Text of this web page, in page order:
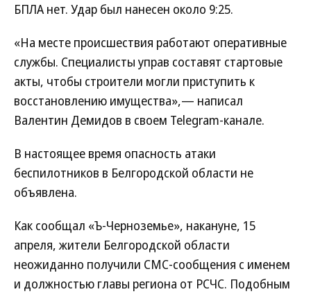
БПЛА нет. Удар был нанесен около 9:25.
«На месте происшествия работают оперативные
службы. Специалисты управ составят стартовые
акты, чтобы строители могли приступить к
восстановлению имущества»,— написал
Валентин Демидов в своем Telegram-канале.
В настоящее время опасность атаки
беспилотников в Белгородской области не
объявлена.
Как сообщал «Ъ-Черноземье», накануне, 15
апреля, жители Белгородской области
неожиданно получили СМС-сообщения с именем
и должностью главы региона от РСЧС. Подобным